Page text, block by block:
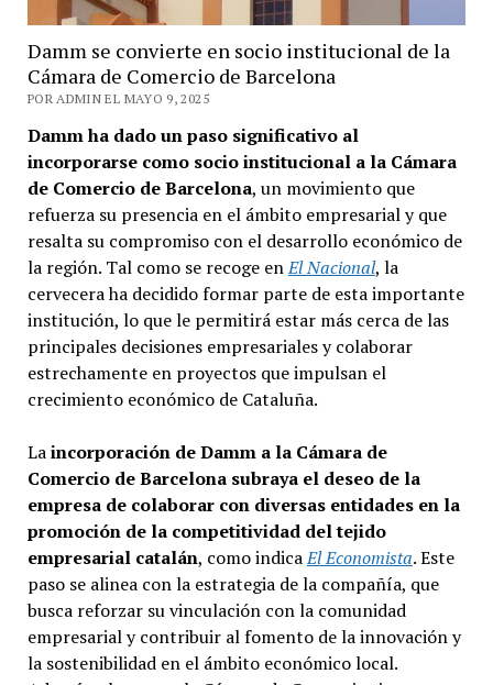
Damm se convierte en socio institucional de la
Cámara de Comercio de Barcelona
POR ADMIN EL MAYO 9, 2025
Damm ha dado un paso significativo al
incorporarse como socio institucional a la Cámara
de Comercio de Barcelona, un movimiento que
refuerza su presencia en el ámbito empresarial y que
resalta su compromiso con el desarrollo económico de
la región. Tal como se recoge enEl Nacional, la
cervecera ha decidido formar parte de esta importante
institución, lo que le permitirá estar más cerca de las
principales decisiones empresariales y colaborar
estrechamente en proyectos que impulsan el
crecimiento económico de Cataluña.
Laincorporación de Damm a la Cámara de
Comercio de Barcelona subraya el deseo de la
empresa de colaborar con diversas entidades en la
promoción de la competitividad del tejido
empresarial catalán, como indicaEl Economista. Este
paso se alinea con la estrategia de la compañía, que
busca reforzar su vinculación con la comunidad
empresarial y contribuir al fomento de la innovación y
la sostenibilidad en el ámbito económico local.